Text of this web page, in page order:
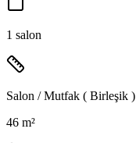
1 salon
Salon / Mutfak ( Birleşik )
46 m²